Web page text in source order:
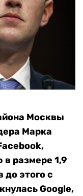
Москвы
Марка
размере 1,9
до этого с
Google,